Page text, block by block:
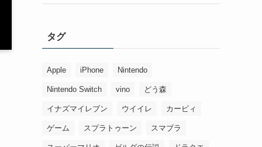
タグ
Apple iPhone Nintendo
Nintendo Switch vino どう森
イナズマイレブン ウイイレ カービィ
ゲーム スプラトゥーン スマブラ